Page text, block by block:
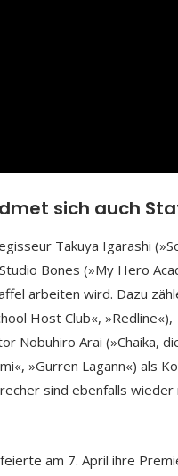
sich auch
Takuya Igarashi
Bones (»My Hero
arbeiten wird. Dazu
Host Club«, »Redline«),
Nobuhiro Arai (»Chaika,
»Gurren Lagann«) als
sind ebenfalls wieder
am 7. April ihre